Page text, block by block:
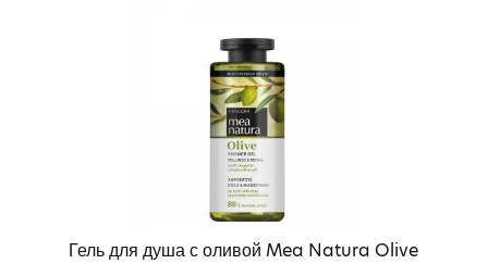
Гель для душа с оливой Mea Natura Olive